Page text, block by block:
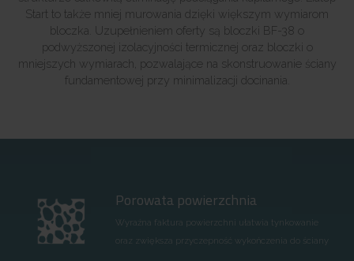
Start to także mniej murowania dzięki większym wymiarom
bloczka. Uzupełnieniem oferty są bloczki BF-38 o
podwyższonej izolacyjności termicznej oraz bloczki o
mniejszych wymiarach, pozwalające na skonstruowanie ściany
fundamentowej przy minimalizacji docinania.
Porowata powierzchnia
Wyraźna faktura powierzchni ułatwia tynkowanie
oraz zwiększa przyczepność wykończenia do ściany